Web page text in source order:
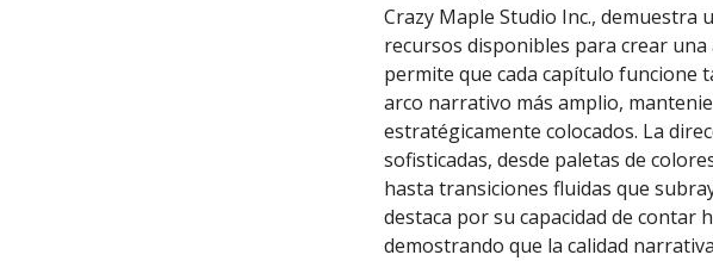
Crazy Maple Studio Inc., demuestra
recursos disponibles para crear
permite que cada capítulo funcione
arco narrativo más amplio,
estratégicamente colocados. La
sofisticadas, desde paletas de
hasta transiciones fluidas que
destaca por su capacidad de contar
demostrando que la calidad